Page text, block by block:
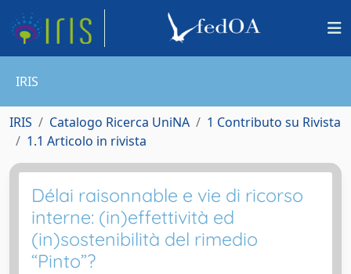
IRIS
IRIS Catalogo Ricerca UniNA
1 Contributo su Rivista
1.1 Articolo in rivista
Délai raisonnable e vie di ricorso
interne: (in)effettività ed
(in)sostenibilità del rimedio
“Pinto”?